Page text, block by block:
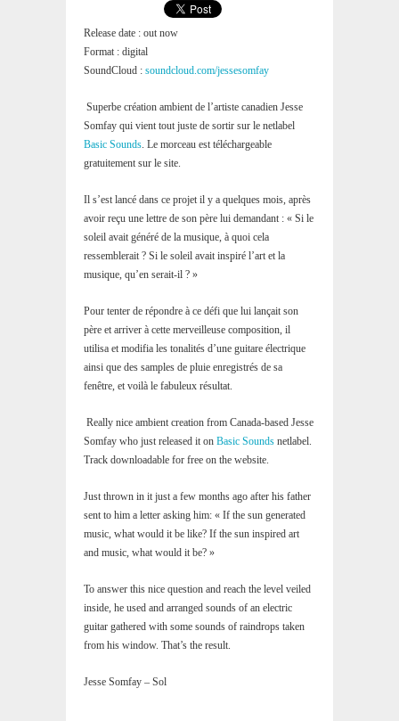
Release date : out now
Format : digital
SoundCloud : soundcloud.com/jessesomfay
Superbe création ambient de l’artiste canadien Jesse
Somfay qui vient tout juste de sortir sur le netlabel
Basic Sounds. Le morceau est téléchargeable
gratuitement sur le site.
Il s’est lancé dans ce projet il y a quelques mois, après
avoir reçu une lettre de son père lui demandant : « Si le
soleil avait généré de la musique, à quoi cela
ressemblerait ? Si le soleil avait inspiré l’art et la
musique, qu’en serait-il ? »
Pour tenter de répondre à ce défi que lui lançait son
père et arriver à cette merveilleuse composition, il
utilisa et modifia les tonalités d’une guitare électrique
ainsi que des samples de pluie enregistrés de sa
fenêtre, et voilà le fabuleux résultat.
Really nice ambient creation from Canada-based Jesse
Somfay who just released it on Basic Sounds netlabel.
Track downloadable for free on the website.
Just thrown in it just a few months ago after his father
sent to him a letter asking him: « If the sun generated
music, what would it be like? If the sun inspired art
and music, what would it be? »
To answer this nice question and reach the level veiled
inside, he used and arranged sounds of an electric
guitar gathered with some sounds of raindrops taken
from his window. That’s the result.
Jesse Somfay – Sol